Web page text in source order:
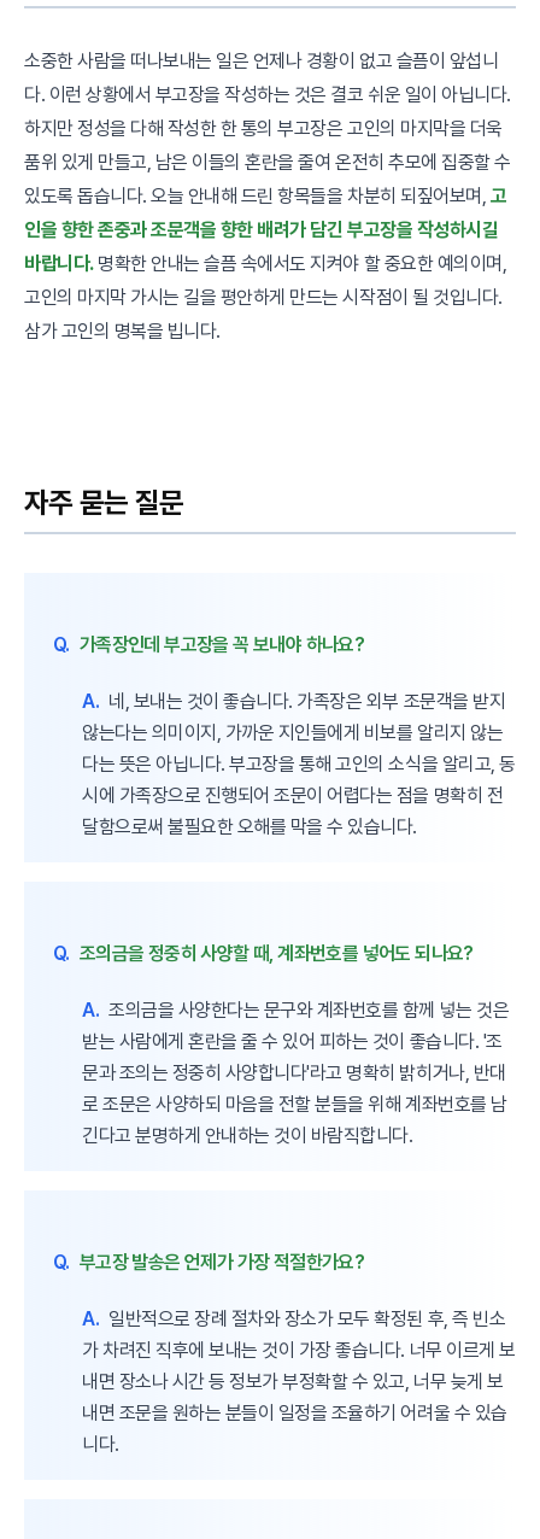
소중한 사람을 떠나보내는 일은 언제나 경황이 없고 슬픔이 앞섭니
다. 이런 상황에서 부고장을 작성하는 것은 결코 쉬운 일이 아닙니다.
하지만 정성을 다해 작성한 한 통의 부고장은 고인의 마지막을 더욱
품위 있게 만들고, 남은 이들의 혼란을 줄여 온전히 추모에 집중할 수
있도록 돕습니다. 오늘 안내해 드린 항목들을 차분히 되짚어보며, 고
인을 향한 존중과 조문객을 향한 배려가 담긴 부고장을 작성하시길
바랍니다.명확한 안내는 슬픔 속에서도 지켜야 할 중요한 예의이며,
고인의 마지막 가시는 길을 평안하게 만드는 시작점이 될 것입니다.
삼가 고인의 명복을 빕니다.
자주 묻는 질문
Q. 가족장인데 부고장을 꼭 보내야 하나요?
A. 네, 보내는 것이 좋습니다. 가족장은 외부 조문객을 받지
않는다는 의미이지, 가까운 지인들에게 비보를 알리지 않는
다는 뜻은 아닙니다. 부고장을 통해 고인의 소식을 알리고, 동
시에 가족장으로 진행되어 조문이 어렵다는 점을 명확히 전
달함으로써 불필요한 오해를 막을 수 있습니다.
Q. 조의금을 정중히 사양할 때, 계좌번호를 넣어도 되나요?
A. 조의금을 사양한다는 문구와 계좌번호를 함께 넣는 것은
받는 사람에게 혼란을 줄 수 있어 피하는 것이 좋습니다. '조
문과 조의는 정중히 사양합니다'라고 명확히 밝히거나, 반대
로 조문은 사양하되 마음을 전할 분들을 위해 계좌번호를 남
긴다고 분명하게 안내하는 것이 바람직합니다.
Q. 부고장 발송은 언제가 가장 적절한가요?
A. 일반적으로 장례 절차와 장소가 모두 확정된 후, 즉 빈소
가 차려진 직후에 보내는 것이 가장 좋습니다. 너무 이르게 보
내면 장소나 시간 등 정보가 부정확할 수 있고, 너무 늦게 보
내면 조문을 원하는 분들이 일정을 조율하기 어려울 수 있습
니다.